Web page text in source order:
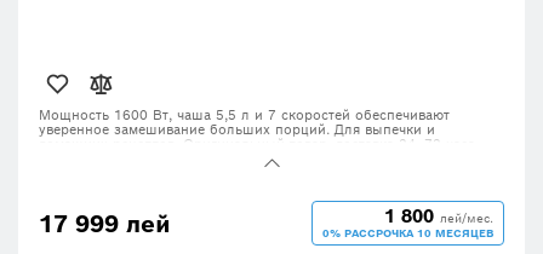
Мощность 1600 Вт, чаша 5,5 л и 7 скоростей обеспечивают
уверенное замешивание больших порций. Для выпечки и
домашних рецептов. Оригинальный товар, доставка 24–72 часа.
17 999 лей 1 800 лей/мес.
0% РАССРОЧКА 10 МЕСЯЦЕВ